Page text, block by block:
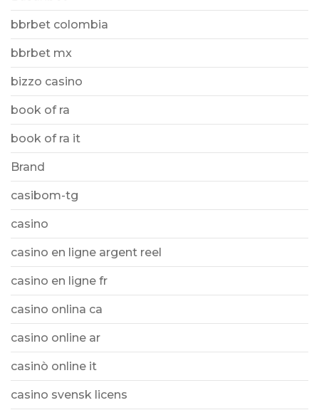
bbrbet colombia
bbrbet mx
bizzo casino
book of ra
book of ra it
Brand
casibom-tg
casino
casino en ligne argent reel
casino en ligne fr
casino onlina ca
casino online ar
casinò online it
casino svensk licens